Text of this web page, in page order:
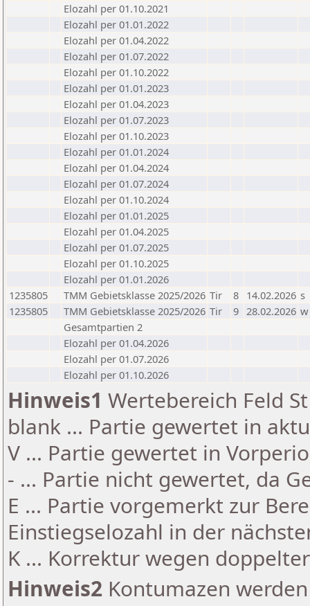
Elozahl per 01.10.2021
Elozahl per 01.01.2022
Elozahl per 01.04.2022
Elozahl per 01.07.2022
Elozahl per 01.10.2022
Elozahl per 01.01.2023
Elozahl per 01.04.2023
Elozahl per 01.07.2023
Elozahl per 01.10.2023
Elozahl per 01.01.2024
Elozahl per 01.04.2024
Elozahl per 01.07.2024
Elozahl per 01.10.2024
Elozahl per 01.01.2025
Elozahl per 01.04.2025
Elozahl per 01.07.2025
Elozahl per 01.10.2025
Elozahl per 01.01.2026
1235805
TMM Gebietsklasse 2025/2026 Tir 8 14.02.2026 s
1235805
TMM Gebietsklasse 2025/2026 Tir 9 28.02.2026 w
Gesamtpartien 2
Elozahl per 01.04.2026
Elozahl per 01.07.2026
Elozahl per 01.10.2026
Hinweis1 Wertebereich Feld
blank ... Partie gewertet in
V ... Partie gewertet in
- ... Partie nicht gewertet, da
E ... Partie vorgemerkt zur
Einstiegselozahl in der
K ... Korrektur wegen
Hinweis2 Kontumazen